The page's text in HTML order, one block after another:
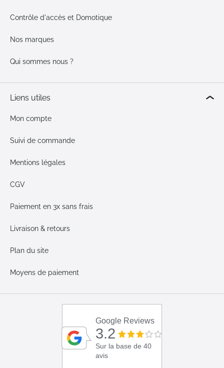
Contrôle d'accès et Domotique
Nos marques
Qui sommes nous ?
Liens utiles
Mon compte
Suivi de commande
Mentions légales
CGV
Paiement en 3x sans frais
Livraison & retours
Plan du site
Moyens de paiement
Google Reviews
3.2
Sur la base de 40
avis